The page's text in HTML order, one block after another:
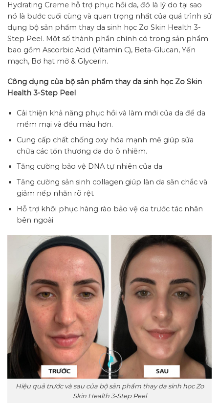
Hydrating Creme hỗ trợ phục hồi da, đó là lý do tại sao
nó là bước cuối cùng và quan trọng nhất của quá trình sử
dụng bộ sản phẩm thay da sinh học Zo Skin Health 3-
Step Peel. Một số thành phần chính có trong sản phẩm
bao gồm Ascorbic Acid (Vitamin C), Beta-Glucan, Yến
mạch, Bơ hạt mỡ & Glycerin.
Công dụng của bộ sản phẩm thay da sinh học Zo Skin
Health 3-Step Peel
Cải thiện khả năng phục hồi và làm mới của da để da
mềm mại và đều màu hơn.
Cung cấp chất chống oxy hóa mạnh mẽ giúp sửa
chữa các tổn thương da do ô nhiễm.
Tăng cường bảo vệ DNA tự nhiên của da
Tăng cường sản sinh collagen giúp làn da săn chắc và
giảm nếp nhăn rõ rệt
Hỗ trợ khôi phục hàng rào bảo vệ da trước tác nhân
bên ngoài
Hiệu quả trước và sau của bộ sản phẩm thay da sinh học Zo
Skin Health 3-Step Peel